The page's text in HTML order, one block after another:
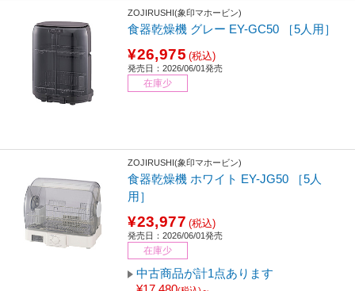
ZOJIRUSHI(象印マホービン)
食器乾燥機 グレー EY-GC50 ［5人用］
¥26,975 (税込)
発売日：2026/06/01発売
在庫少
ZOJIRUSHI(象印マホービン)
食器乾燥機 ホワイト EY-JG50 ［5人
用］
¥23,977 (税込)
発売日：2026/06/01発売
在庫少
中古商品が計1点あります